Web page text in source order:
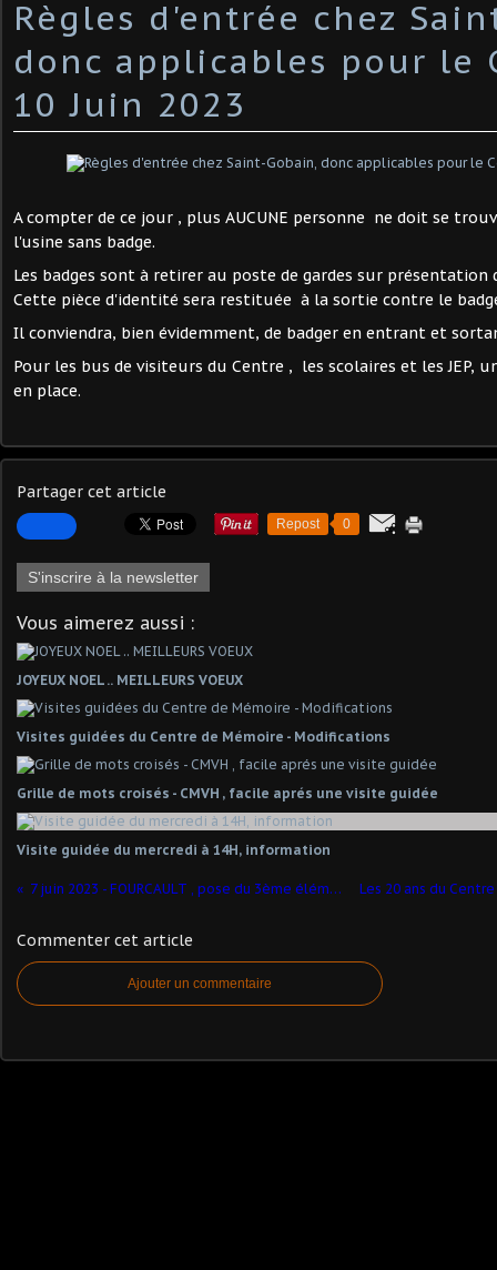
Règles d'entrée chez
donc applicables pour le
10 Juin 2023
A compter de ce jour , plus AUCUNE personne ne doit se
l'usine sans badge.
Les badges sont à retirer au poste de gardes sur
Cette pièce d'identité sera restituée à la sortie contre le
Il conviendra, bien évidemment, de badger en entrant et
Pour les bus de visiteurs du Centre , les scolaires et les JEP,
en place.
Partager cet article
Repost 0
S'inscrire à la newsletter
Vous aimerez aussi :
JOYEUX NOEL .. MEILLEURS VOEUX
Visites guidées du Centre de Mémoire - Modifications
Grille de mots croisés - CMVH , facile aprés une visite guidée
Visite guidée du mercredi à 14H, information
7 juin 2023 - FOURCAULT , pose du 3ème élément ( sur 6) - Pas facile.. 1,7 Tonne .
Commenter cet article
Ajouter un commentaire